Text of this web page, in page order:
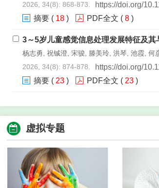
2026, 34(8): 868-873.
https://doi.org/
摘要 ( 18 ) PDF全文 ( 8 )
3～5岁儿童感觉信息处理发展特征及
杨志勇, 祝铖澄, 宋骏, 滕美玲, 洪琴, 池霞, 何
2026, 34(8): 874-878.
https://doi.org/
摘要 ( 23 ) PDF全文 ( 23 )
江苏省3 701例学龄前儿童学习能力及
2026, 34(8): 879-883.
摘要( 29)
虚拟专题